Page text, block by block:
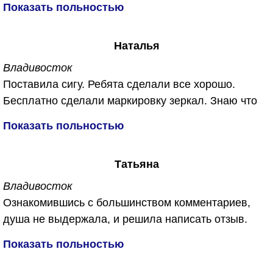
микробов ))))
Обещали, что в машине будет дышаться легко. Не
обманули. Спасибо огромное!
Показать польностью
Наталья
Владивосток
Поставила сигу. Ребята сделали все хорошо.
Бесплатно сделали маркировку зеркал. Знаю что
еще и обработали машину от запахов бесплатно.
Показать польностью
Татьяна
Владивосток
Ознакомившись с большинством комментариев,
душа не выдержала, и решила написать отзыв.
люди. Первый раз обратилась в данную компанию
Показать польностью